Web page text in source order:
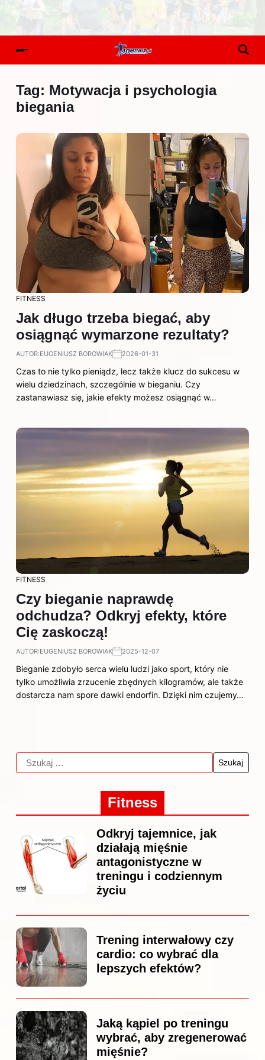
Tag: Motywacja i psychologia
biegania
FITNESS
Jak długo trzeba biegać, aby
osiągnąć wymarzone rezultaty?
AUTOR:EUGENIUSZ BOROWIAK 2026-01-31
Czas to nie tylko pieniądz, lecz także klucz do sukcesu w
wielu dziedzinach, szczególnie w bieganiu. Czy
zastanawiasz się, jakie efekty możesz osiągnąć w…
FITNESS
Czy bieganie naprawdę
odchudza? Odkryj efekty, które
Cię zaskoczą!
AUTOR:EUGENIUSZ BOROWIAK 2025-12-07
Bieganie zdobyło serca wielu ludzi jako sport, który nie
tylko umożliwia zrzucenie zbędnych kilogramów, ale także
dostarcza nam spore dawki endorfin. Dzięki nim czujemy…
Fitness
Odkryj tajemnice, jak
działają mięśnie
antagonistyczne w
treningu i codziennym
życiu
Trening interwałowy czy
cardio: co wybrać dla
lepszych efektów?
Jaką kąpiel po treningu
wybrać, aby zregenerować
mięśnie?